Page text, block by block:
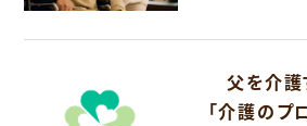
父を介
「介護のプ